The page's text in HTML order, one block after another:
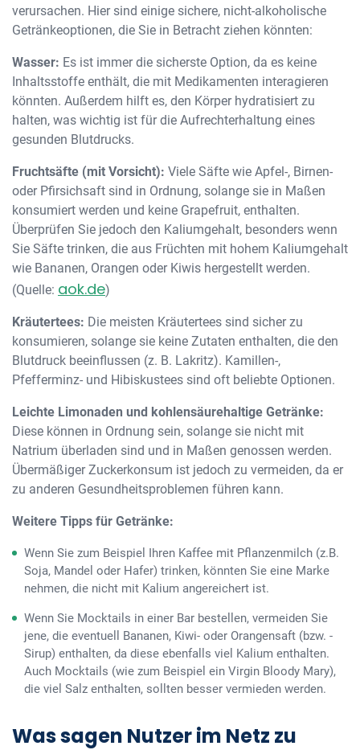
verursachen. Hier sind einige sichere, nicht-alkoholische
Getränkeoptionen, die Sie in Betracht ziehen könnten:
Wasser: Es ist immer die sicherste Option, da es keine
Inhaltsstoffe enthält, die mit Medikamenten interagieren
könnten. Außerdem hilft es, den Körper hydratisiert zu
halten, was wichtig ist für die Aufrechterhaltung eines
gesunden Blutdrucks.
Fruchtsäfte (mit Vorsicht): Viele Säfte wie Apfel-, Birnen-
oder Pfirsichsaft sind in Ordnung, solange sie in Maßen
konsumiert werden und keine Grapefruit, enthalten.
Überprüfen Sie jedoch den Kaliumgehalt, besonders wenn
Sie Säfte trinken, die aus Früchten mit hohem Kaliumgehalt
wie Bananen, Orangen oder Kiwis hergestellt werden.
(Quelle: aok.de)
Kräutertees: Die meisten Kräutertees sind sicher zu
konsumieren, solange sie keine Zutaten enthalten, die den
Blutdruck beeinflussen (z. B. Lakritz). Kamillen-,
Pfefferminz- und Hibiskustees sind oft beliebte Optionen.
Leichte Limonaden und kohlensäurehaltige Getränke:
Diese können in Ordnung sein, solange sie nicht mit
Natrium überladen sind und in Maßen genossen werden.
Übermäßiger Zuckerkonsum ist jedoch zu vermeiden, da er
zu anderen Gesundheitsproblemen führen kann.
Weitere Tipps für Getränke:
Wenn Sie zum Beispiel Ihren Kaffee mit Pflanzenmilch (z.B.
Soja, Mandel oder Hafer) trinken, könnten Sie eine Marke
nehmen, die nicht mit Kalium angereichert ist.
Wenn Sie Mocktails in einer Bar bestellen, vermeiden Sie
jene, die eventuell Bananen, Kiwi- oder Orangensaft (bzw. -
Sirup) enthalten, da diese ebenfalls viel Kalium enthalten.
Auch Mocktails (wie zum Beispiel ein Virgin Bloody Mary),
die viel Salz enthalten, sollten besser vermieden werden.
Was sagen Nutzer im Netz zu